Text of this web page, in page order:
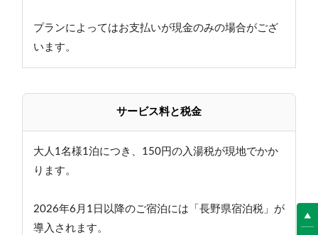
始めとした清掃に入ります。清掃不要な方はお申し出
下さい。
プランによってはお支払いが現金のみの場合がござ
います。
サービス料と税金
大人1名様1泊につき、150円の入湯税が現地でかか
ります。
2026年6月1日以降のご宿泊には「長野県宿泊税」が
導入されます。